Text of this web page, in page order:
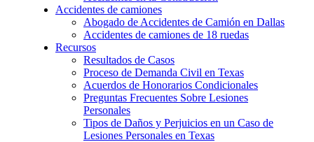
Accidentes de camiones
Abogado de Accidentes de Camión en Dallas
Accidentes de camiones de 18 ruedas
Recursos
Resultados de Casos
Proceso de Demanda Civil en Texas
Acuerdos de Honorarios Condicionales
Preguntas Frecuentes Sobre Lesiones
Personales
Tipos de Daños y Perjuicios en un Caso de
Lesiones Personales en Texas